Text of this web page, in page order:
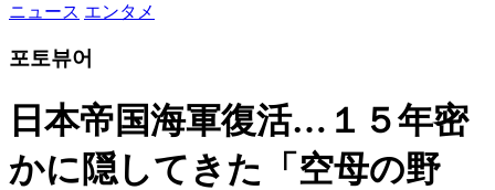
ニュース エンタメ
포토뷰어
日本帝国海軍復活…１５年密
かに隠してきた「空母の野